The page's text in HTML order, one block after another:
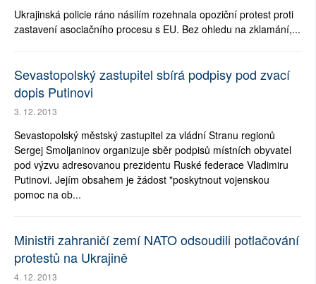
Ukrajinská policie ráno násilím rozehnala opoziční protest proti
zastavení asociačního procesu s EU. Bez ohledu na zklamání,...
Sevastopolský zastupitel sbírá podpisy pod zvací
dopis Putinovi
3. 12. 2013
Sevastopolský městský zastupitel za vládní Stranu regionů
Sergej Smoljaninov organizuje sběr podpisů místních obyvatel
pod výzvu adresovanou prezidentu Ruské federace Vladimiru
Putinovi. Jejím obsahem je žádost "poskytnout vojenskou
pomoc na ob...
Ministři zahraničí zemí NATO odsoudili potlačování
protestů na Ukrajině
4. 12. 2013